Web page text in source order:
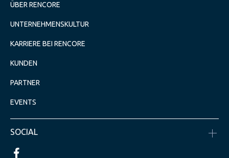
ÜBER RENCORE
UNTERNEHMENSKULTUR
KARRIERE BEI RENCORE
KUNDEN
PARTNER
EVENTS
SOCIAL